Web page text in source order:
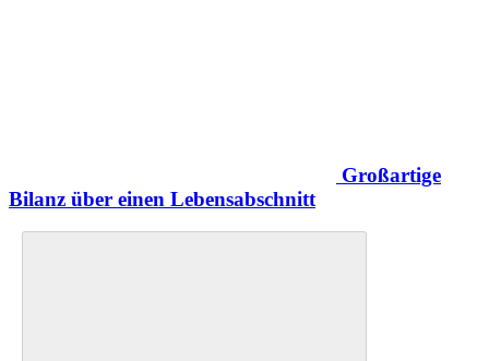
Großartige
Bilanz über einen Lebensabschnitt